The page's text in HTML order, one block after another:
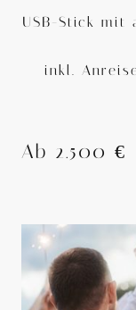
USB-Stick
inkl.
Ab 2.500 €